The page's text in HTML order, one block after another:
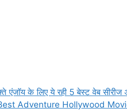
के लिए ये रही 5 बेस्ट वेब सीरीज
Best Adventure Hollywood